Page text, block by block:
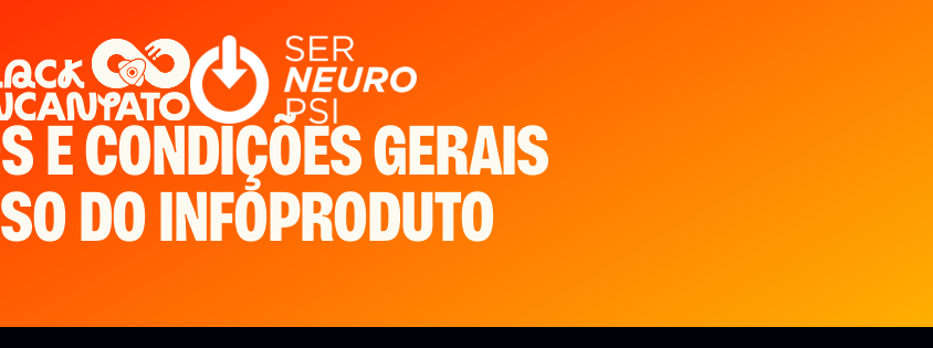
E CONDIÇÕES GERAIS
DO INFOPRODUTO